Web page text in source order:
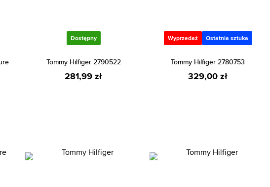
Dostępny
Tommy Hilfiger 2790522
281,99 zł
Wyprzedaż Ostatnia sztuka
Tommy Hilfiger 2780753
329,00 zł